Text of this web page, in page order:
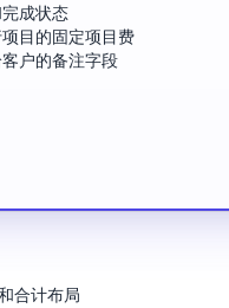
合计布局
成状态
目的固定项目费
户的备注字段